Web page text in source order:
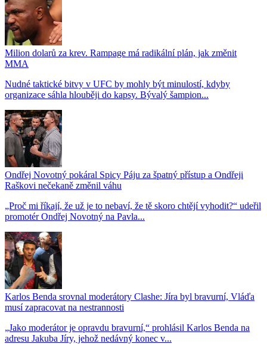
Milion dolarů za krev. Rampage má radikální plán, jak změnit
MMA
Nudné taktické bitvy v UFC by mohly být minulostí, kdyby
organizace sáhla hlouběji do kapsy. Bývalý šampion...
Ondřej Novotný pokáral Spicy Páju za špatný přístup a Ondřeji
Raškovi nečekaně změnil váhu
„Proč mi říkají, že už je to nebaví, že tě skoro chtějí vyhodit?“ udeřil
promotér Ondřej Novotný na Pavla...
Karlos Benda srovnal moderátory Clashe: Jíra byl bravurní, Vláďa
musí zapracovat na nestrannosti
„Jako moderátor je opravdu bravurní,“ prohlásil Karlos Benda na
adresu Jakuba Jíry, jehož nedávný konec v...